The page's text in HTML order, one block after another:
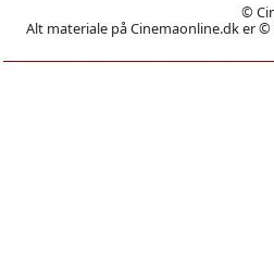
©
Alt materiale på Cinemaonline.dk er ©